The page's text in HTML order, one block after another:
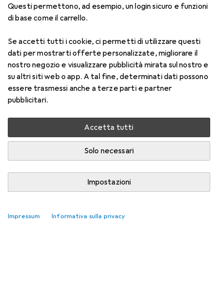
Questi permettono, ad esempio, un login sicuro e funzioni
di base come il carrello.
Se accetti tutti i cookie, ci permetti di utilizzare questi
dati per mostrarti offerte personalizzate, migliorare il
nostro negozio e visualizzare pubblicità mirata sul nostro e
su altri siti web o app. A tal fine, determinati dati possono
essere trasmessi anche a terze parti e partner
pubblicitari.
Accetta tutti
Solo necessari
Impostazioni
Impressum Informativa sulla privacy